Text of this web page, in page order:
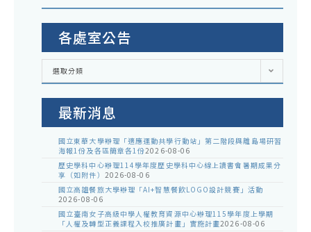
各處室公告
各
室
選取分類
最新消息
國立東華大學辦理「適應運動共學行動站」第二階段與離島場研習
海報1份及各區簡章各1份2026-08-06
歷史學科中心辦理114學年度歷史學科中心線上讀書會暑期成果分
享（如附件） 2026-08-06
國立高雄餐旅大學辦理「AI+智慧餐飲LOGO設計競賽」活動
2026-08-06
國立臺南女子高級中學人權教育資源中心辦理115學年度上學期
「人權及轉型正義課程入校推廣計畫」實施計畫2026-08-06